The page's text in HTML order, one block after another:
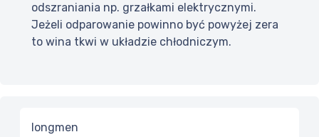
odszraniania np. grzałkami elektrycznymi.
Jeżeli odparowanie powinno być powyżej zera
to wina tkwi w układzie chłodniczym.
longmen